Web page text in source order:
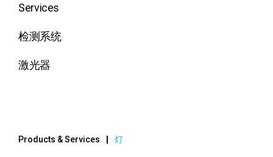
Services
检测系统
激光器
Products & Services 灯